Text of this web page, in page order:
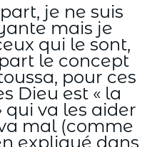
je ne suis
mais je
qui le sont,
le concept
pour ces
Dieu est « la
qui va les aider
mal (comme
expliqué dans